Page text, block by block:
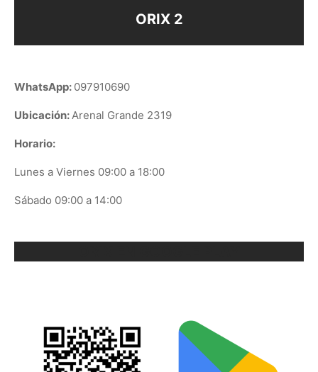
ORIX 2
WhatsApp: 097910690
Ubicación:Arenal Grande 2319
Horario:
Lunes a Viernes 09:00 a 18:00
Sábado 09:00 a 14:00